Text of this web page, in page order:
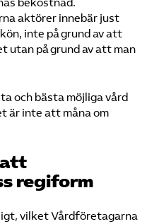
bekostnad.
aktörer innebär just
inte på grund av att
utan på grund av att man
och bästa möjliga vård
är inte att måna om
regiform
vilket Vårdföretagarna